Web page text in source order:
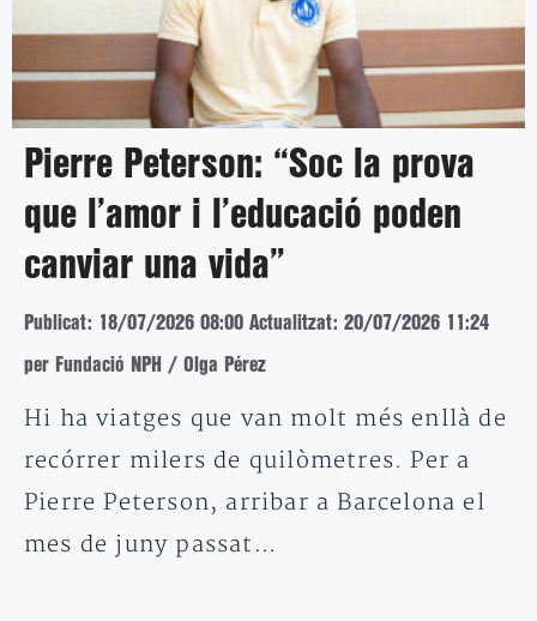
Pierre Peterson: “Soc la prova
que l’amor i l’educació poden
canviar una vida”
Publicat: 18/07/2026 08:00 Actualitzat: 20/07/2026 11:24
per Fundació NPH / Olga Pérez
Hi ha viatges que van molt més enllà de
recórrer milers de quilòmetres. Per a
Pierre Peterson, arribar a Barcelona el
mes de juny passat…